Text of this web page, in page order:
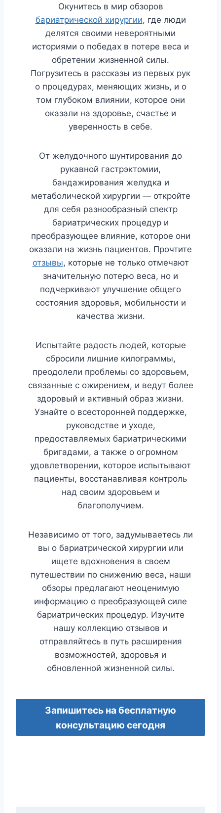
Окунитесь в мир обзоров
бариатрической хирургии, где люди
делятся своими невероятными
историями о победах в потере веса и
обретении жизненной силы.
Погрузитесь в рассказы из первых рук
о процедурах, меняющих жизнь, и о
том глубоком влиянии, которое они
оказали на здоровье, счастье и
уверенность в себе.
От желудочного шунтирования до
рукавной гастрэктомии,
бандажирования желудка и
метаболической хирургии — откройте
для себя разнообразный спектр
бариатрических процедур и
преобразующее влияние, которое они
оказали на жизнь пациентов. Прочтите
отзывы, которые не только отмечают
значительную потерю веса, но и
подчеркивают улучшение общего
состояния здоровья, мобильности и
качества жизни.
Испытайте радость людей, которые
сбросили лишние килограммы,
преодолели проблемы со здоровьем,
связанные с ожирением, и ведут более
здоровый и активный образ жизни.
Узнайте о всесторонней поддержке,
руководстве и уходе,
предоставляемых бариатрическими
бригадами, а также о огромном
удовлетворении, которое испытывают
пациенты, восстанавливая контроль
над своим здоровьем и
благополучием.
Независимо от того, задумываетесь ли
вы о бариатрической хирургии или
ищете вдохновения в своем
путешествии по снижению веса, наши
обзоры предлагают неоценимую
информацию о преобразующей силе
бариатрических процедур. Изучите
нашу коллекцию отзывов и
отправляйтесь в путь расширения
возможностей, здоровья и
обновленной жизненной силы.
Запишитесь на бесплатную
консультацию сегодня